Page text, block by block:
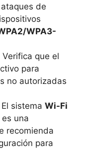
de
WPA3-
Verifica que el
para
no autorizadas
El sistema Wi-Fi
es una
recomienda
para